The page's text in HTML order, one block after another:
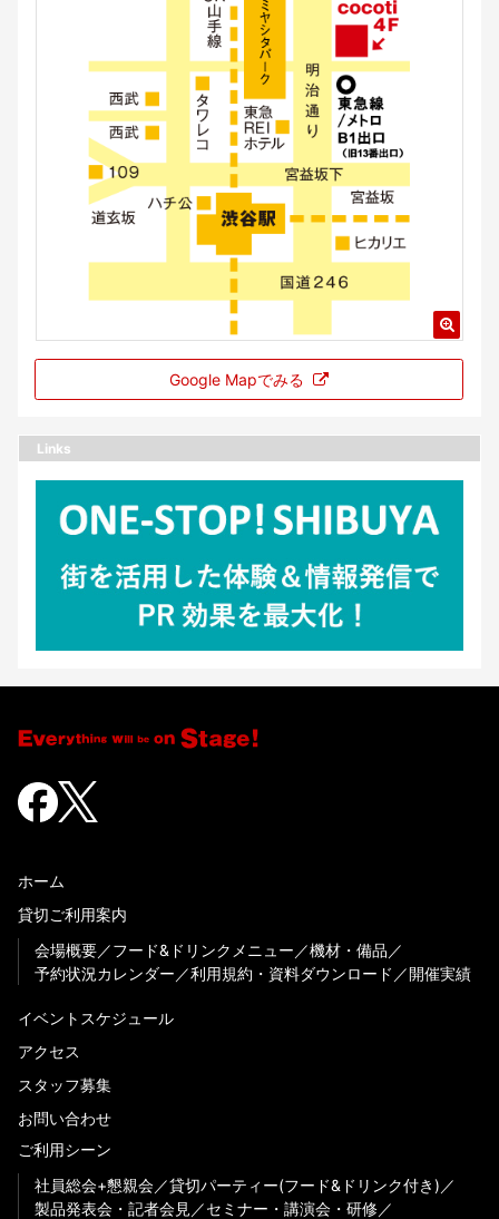
Google Mapでみる
Links
ホーム
貸切ご利用案内
会場概要
フード&ドリンクメニュー
機材・備品
予約状況カレンダー
利用規約・資料ダウンロード 開催実績
イベントスケジュール
アクセス
スタッフ募集
お問い合わせ
ご利用シーン
社員総会+懇親会
貸切パーティー(フード&ドリンク付き)
製品発表会・記者会見
セミナー・講演会・研修